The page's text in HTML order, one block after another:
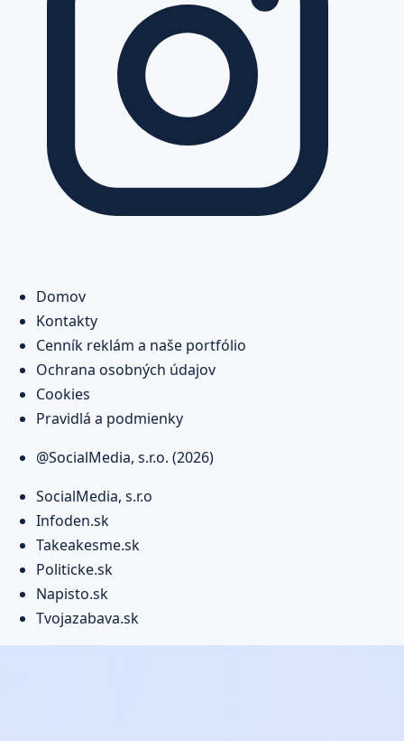
Domov
Kontakty
Cenník reklám a naše portfólio
Ochrana osobných údajov
Cookies
Pravidlá a podmienky
@SocialMedia, s.r.o. (2026)
SocialMedia, s.r.o
Infoden.sk
Takeakesme.sk
Politicke.sk
Napisto.sk
Tvojazabava.sk